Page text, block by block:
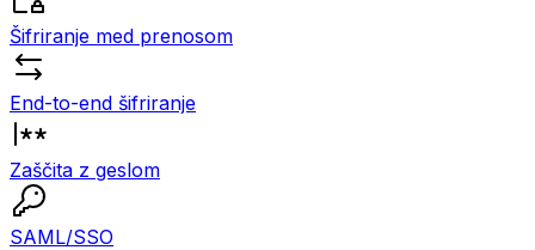
Šifriranje med prenosom
End-to-end šifriranje
Zaščita z geslom
SAML/SSO